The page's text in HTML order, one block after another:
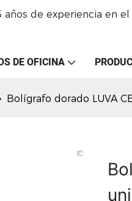
de experiencia en el
DE OFICINA
Bolígrafo dorado LUVA